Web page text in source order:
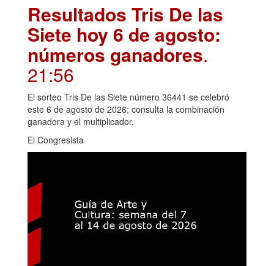
Resultados Tris De las
Siete hoy 6 de agosto:
números ganadores.
21:56
El sorteo Tris De las Siete número 36441 se celebró
este 6 de agosto de 2026; consulta la combinación
ganadora y el multiplicador.
El Congresista